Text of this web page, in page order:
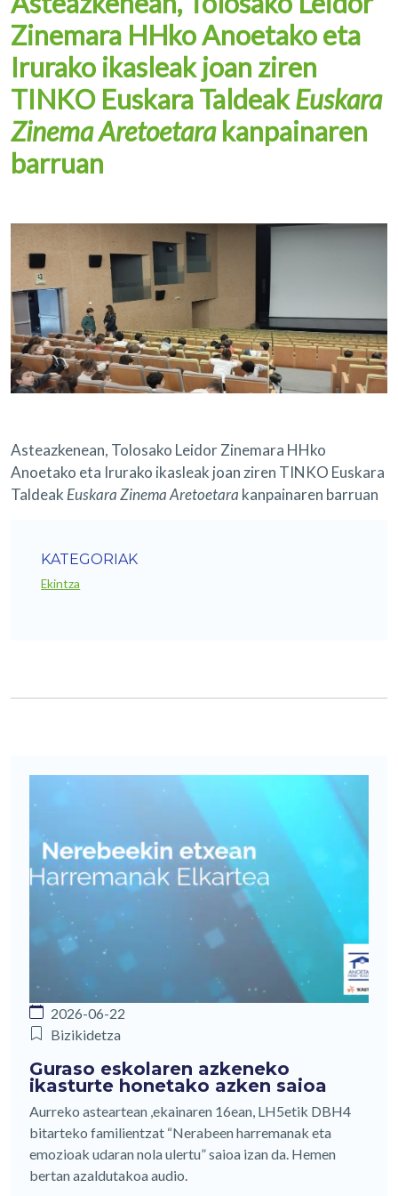
Zinemara HHko Anoetako eta
Irurako ikasleak joan ziren
TINKO Euskara TaldeakEuskara
Zinema Aretoetarakanpainaren
barruan
Asteazkenean, Tolosako Leidor Zinemara HHko
Anoetako eta Irurako ikasleak joan ziren TINKO Euskara
Taldeak Euskara Zinema Aretoetara kanpainaren barruan
KATEGORIAK
Ekintza
2026-06-22
Bizikidetza
Guraso eskolaren azkeneko
ikasturte honetako azken saioa
Aurreko asteartean ,ekainaren 16ean, LH5etik DBH4
bitarteko familientzat “Nerabeen harremanak eta
emozioak udaran nola ulertu” saioa izan da. Hemen
bertan azaldutakoa audio.